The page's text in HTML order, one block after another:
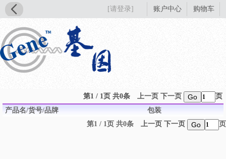
[请登录] 账户中心 购物车
第1 / 1页 共0条 上一页 下一页 Go
页
产品名/货号/品牌
包装
第1 / 1页 共0条
上一页 下一页 Go 页